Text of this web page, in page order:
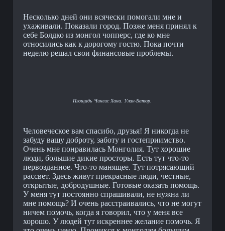
Несколько дней они всячески помогали мне и
ухаживали. Показали город. Позже меня принял к
себе Болдко из монгол чопперс, где ко мне
относились как к дорогому гостю. Пока почти
неделю решал свои финансовые проблемы.
Площадь Чингис Хана. Улан-Батор.
Человеческое вам спасибо, друзья! Я никогда не
забуду вашу доброту, заботу и гостеприимство.
Очень мне понравилась Монголия. Тут хорошие
люди, большие дикие просторы. Есть тут что-то
первозданное. Что-то манящее. Тут потрясающий
рассвет. Здесь живут прекрасные люди, честные,
открытые, добродушные. Готовые оказать помощь.
У меня тут постоянно спрашивали, не нужна ли
мне помощь? И очень расстраивались, что не могут
ничем помочь, когда я говорил, что у меня все
хорошо. У людей тут искреннее желание помочь. Я